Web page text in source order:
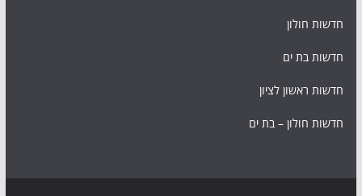
חדשות חולון
חדשות בת ים
חדשות ראשון לציון
חדשות חולון – בת ים